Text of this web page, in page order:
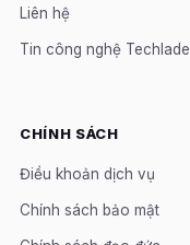
Liên hệ
Tin công nghệ Techlade
CHÍNH SÁCH
Điều khoản dịch vụ
Chính sách bảo mật